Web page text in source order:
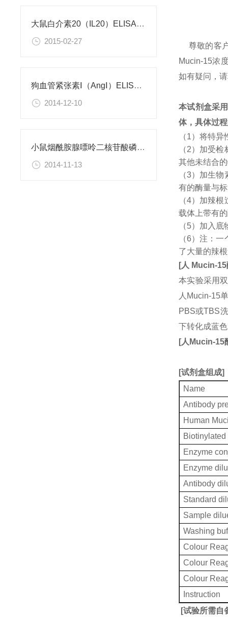
大鼠白介素20（IL20）ELISA试剂盒
2015-02-27
狗血管紧张素Ⅰ（AngⅠ）ELISA试剂盒
2014-12-10
小鼠烟酰胺腺嘌呤二核苷酸磷酸（NADPH）检测试剂盒
2014-11-13
尊敬的客
Mucin-15浓
如有疑问，
本试剂盒采
体，具体过
（1）将特
（2）加受
其他未结合
（3）加生
有的酶量与
（4）加辣
载体上带有
（5）加入
（6）注：
了大量的辣
[人 Mucin-15
本实验采用
人Mucin-15
PBS或TBS
下转化成蓝
[人 Mucin-15
[试剂盒组成]
Name
Antibody
Human
Enzyme
Enzyme
Antibody
Standard
Sample
Washing
Colour
Colour
Colour
Instruction
[试验所需自